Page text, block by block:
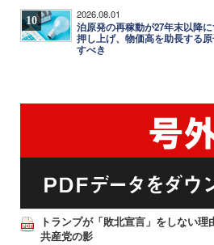
10 2026.08.01
泊原発の再稼動が27年末以降
押し上げ、物価高を助長する
すべき
トランプが「敗北宣言」をしない
共産党の影